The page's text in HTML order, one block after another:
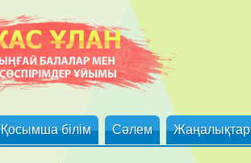
Қосымша білім Сәлем Жаңалықтар